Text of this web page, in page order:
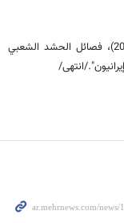
وكان الجبير وصف، أمس الاثنين (26 كانون الأول 2016)، فصائل الحشد الشعبي
انتهى/